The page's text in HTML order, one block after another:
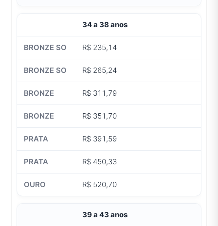
34 a 38 anos
R$ 235,14
R$ 265,24
R$ 311,79
R$ 351,70
R$ 391,59
R$ 450,33
R$ 520,70
39 a 43 anos